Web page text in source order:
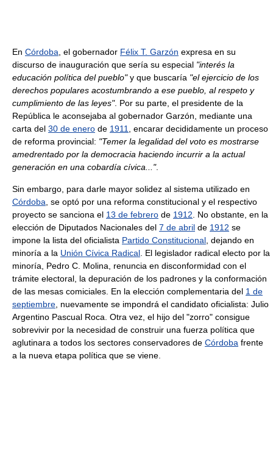
En Córdoba, el gobernador Félix T. Garzón expresa en su
discurso de inauguración que sería su especial "interés la
educación política del pueblo"y que buscaría "el ejercicio de los
derechos populares acostumbrando a ese pueblo, al respeto y
cumplimiento de las leyes". Por su parte, el presidente de la
República le aconsejaba al gobernador Garzón, mediante una
carta del 30 de enero de 1911, encarar decididamente un proceso
de reforma provincial: "Temer la legalidad del voto es mostrarse
amedrentado por la democracia haciendo incurrir a la actual
generación en una cobardía cívica...".
Sin embargo, para darle mayor solidez al sistema utilizado en
Córdoba, se optó por una reforma constitucional y el respectivo
proyecto se sanciona el 13 de febrero de 1912. No obstante, en la
elección de Diputados Nacionales del 7 de abril de 1912 se
impone la lista del oficialista Partido Constitucional, dejando en
minoría a la Unión Cívica Radical. El legislador radical electo por la
minoría, Pedro C. Molina, renuncia en disconformidad con el
trámite electoral, la depuración de los padrones y la conformación
de las mesas comiciales. En la elección complementaria del 1 de
septiembre, nuevamente se impondrá el candidato oficialista: Julio
Argentino Pascual Roca. Otra vez, el hijo del "zorro" consigue
sobrevivir por la necesidad de construir una fuerza política que
aglutinara a todos los sectores conservadores de Córdoba frente
a la nueva etapa política que se viene.